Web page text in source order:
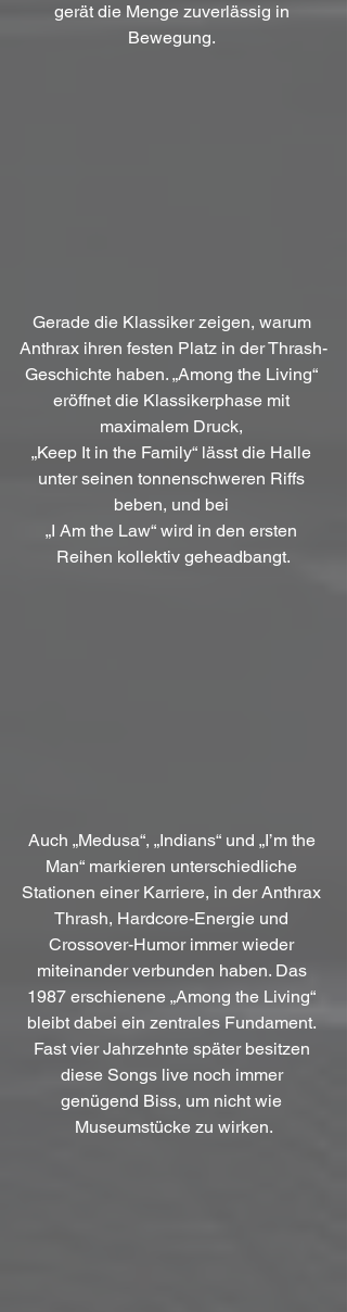
gerät die Menge zuverlässig in
Bewegung.
Gerade die Klassiker zeigen, warum
Anthrax ihren festen Platz in der Thrash-
Geschichte haben. „Among the Living“
eröffnet die Klassikerphase mit
maximalem Druck,
„Keep It in the Family“ lässt die Halle
unter seinen tonnenschweren Riffs
beben, und bei
„I Am the Law“ wird in den ersten
Reihen kollektiv geheadbangt.
Auch „Medusa“, „Indians“ und „I’m the
Man“ markieren unterschiedliche
Stationen einer Karriere, in der Anthrax
Thrash, Hardcore-Energie und
Crossover-Humor immer wieder
miteinander verbunden haben. Das
1987 erschienene „Among the Living“
bleibt dabei ein zentrales Fundament.
Fast vier Jahrzehnte später besitzen
diese Songs live noch immer
genügend Biss, um nicht wie
Museumstücke zu wirken.